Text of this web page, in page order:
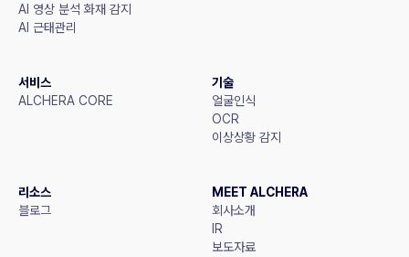
AI 영상 분석 화재 감지
AI 근태관리
서비스
ALCHERA CORE
기술
얼굴인식
OCR
이상상황 감지
리소스
블로그
MEET ALCHERA
회사소개
IR
보도자료